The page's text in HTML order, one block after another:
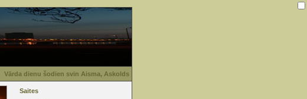
Vārda dienu šodien svin Aisma, Askolds
Saites